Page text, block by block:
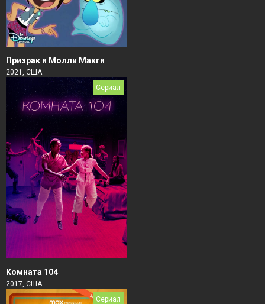
Призрак и Молли Макги
2021, США
Сериал
Комната 104
2017, США
Сериал